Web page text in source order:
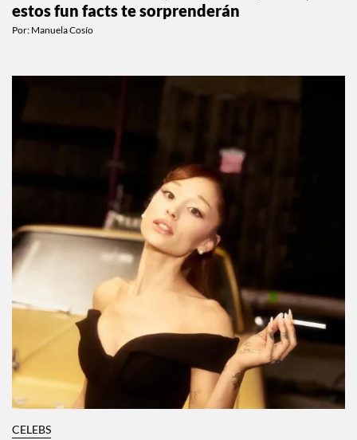
estos fun facts te sorprenderán
Por: Manuela Cosío
CELEBS